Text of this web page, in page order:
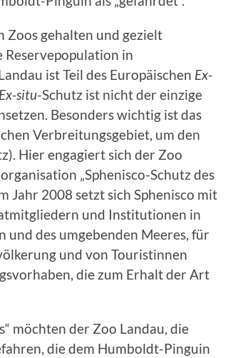
gehalten und gezielt
Reservepopulation in
ist Teil des Europäischen Ex-
Ex-situ-Schutz ist nicht der einzige
Besonders wichtig ist das
Verbreitungsgebiet, um den
Hier engagiert sich der Zoo
„Sphenisco-Schutz des
Jahr 2008 setzt sich Sphenisco mit
und Institutionen in
des umgebenden Meeres, für
und von Touristinnen
die zum Erhalt der Art
möchten der Zoo Landau, die
die dem Humboldt-Pinguin